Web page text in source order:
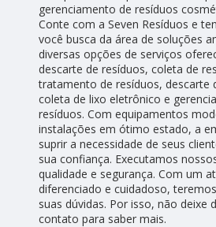
gerenciamento de resíduos
Conte com a Seven Resíduos e
você busca da área de soluções
diversas opções de serviços
descarte de resíduos, coleta de
tratamento de resíduos, descarte
coleta de lixo eletrônico e
resíduos. Com equipamentos
instalações em ótimo estado, a
suprir a necessidade de seus
sua confiança. Executamos
qualidade e segurança. Com um
diferenciado e cuidadoso,
suas dúvidas. Por isso, não deixe
contato para saber mais.